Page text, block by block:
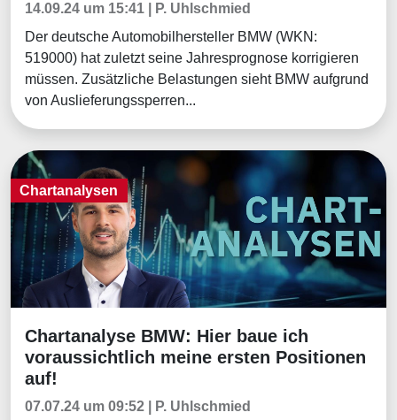
14.09.24 um 15:41 | P. Uhlschmied
Der deutsche Automobilhersteller BMW (WKN:
519000) hat zuletzt seine Jahresprognose korrigieren
müssen. Zusätzliche Belastungen sieht BMW aufgrund
von Auslieferungssperren...
Chartanalysen
Chartanalysen
Chartanalyse BMW: Hier baue ich
voraussichtlich meine ersten Positionen
auf!
07.07.24 um 09:52 | P. Uhlschmied